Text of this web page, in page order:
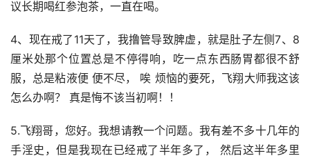
议长期喝红参泡茶，一直在喝。
4、现在戒了11天了，我撸管导致脾虚，就是肚子左侧7、8
厘米处那个位置总是不停得响，吃一点东西肠胃都很不舒
服，总是粘液便 便不尽， 唉 烦恼的要死，飞翔大师我这该
怎么办啊？ 真是悔不该当初啊！！
5.飞翔哥，您好。我想请教一个问题。我有差不多十几年的
手淫史，但是我现在已经戒了半年多了， 然后这半年多里